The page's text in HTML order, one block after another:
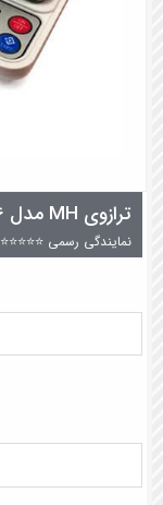
ترازوی MH مدل 886 ظرفیت 6 کیلوگرم دقت 0.1 گرم
نمایندگی رسمی ⭐⭐⭐⭐⭐